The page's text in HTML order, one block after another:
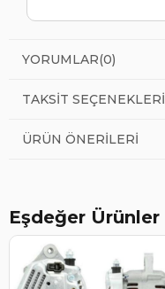
YORUMLAR(0)
TAKSIT SEÇENEKLERI
ÜRÜN ÖNERILERI
Eşdeğer Ürünler